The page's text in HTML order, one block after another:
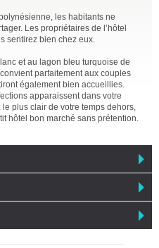
les habitants ne
Les propriétaires de l’hôtel
sentirez bien chez eux.
et au lagon bleu turquoise de
convient parfaitement aux couples
également bien accueillies.
apparaissent dans votre
plus clair de votre temps dehors,
hôtel bon marché sans prétention.